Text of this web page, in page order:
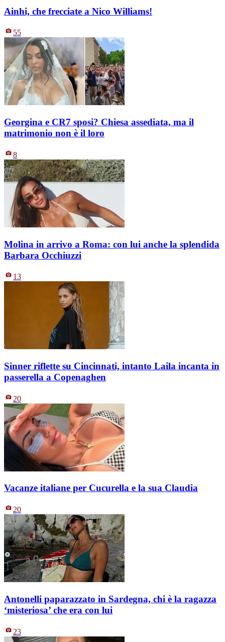
Ainhi, che frecciate a Nico Williams!
55
Georgina e CR7 sposi? Chiesa assediata, ma il
matrimonio non è il loro
8
Molina in arrivo a Roma: con lui anche la splendida
Barbara Occhiuzzi
13
Sinner riflette su Cincinnati, intanto Laila incanta in
passerella a Copenaghen
20
Vacanze italiane per Cucurella e la sua Claudia
20
Antonelli paparazzato in Sardegna, chi è la ragazza
‘misteriosa’ che era con lui
23